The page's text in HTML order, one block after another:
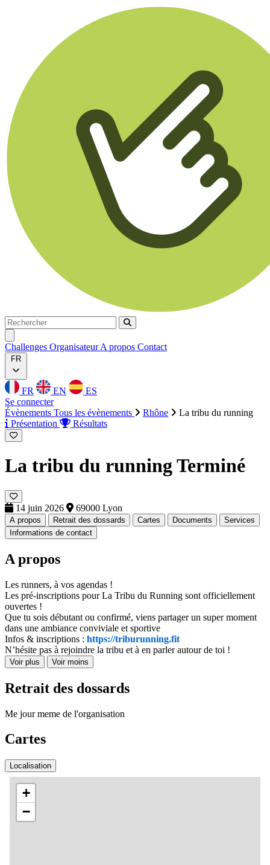
Rechercher
Rechercher
Challenges OrganisateurA propos Contact
FR
FR EN
ES
Se connecter
Évènements Tous les évènements Rhône
La tribu du running
Présentation
Résultats
La tribu du runningTerminé
14 juin 2026 69000 Lyon
A propos Retrait des dossards Cartes Documents
Services
Informations de contact
A propos
Les runners, à vos agendas !
Les pré-inscriptions pour La Tribu du Running sont officiellement
ouvertes !
Que tu sois débutant ou confirmé, viens partager un super moment
dans une ambiance conviviale et sportive
Infos & inscriptions : https://triburunning.fit
N’hésite pas à rejoindre la tribu et à en parler autour de toi !
Voir plus Voir moins
Retrait des dossards
Me jour meme de l'organisation
Cartes
Localisation